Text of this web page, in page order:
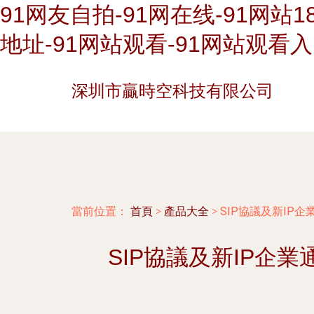
91网友自拍-91网在线-91网站
地址-91网站观看-91网站观看
深圳市贏時空科技有限公司
當前位置： 首頁 > 產品大全 > SIP協議及新IP企
SIP協議及新IP企業